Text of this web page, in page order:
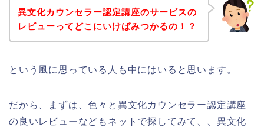
異文化カウンセラー認定講座のサービスの
レビューってどこにいけばみつかるの！？
という風に思っている人も中にはいると思います。
だから、まずは、色々と異文化カウンセラー認定講座
の良いレビューなどもネットで探してみて、、異文化